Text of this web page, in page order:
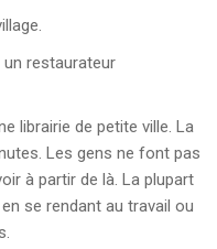
un restaurateur
librairie de petite ville. La
Les gens ne font pas
à partir de là. La plupart
se rendant au travail ou